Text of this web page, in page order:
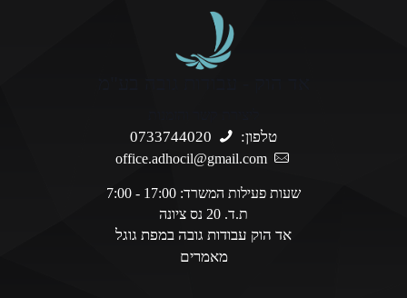
טלפון: 0733744020
office.adhocil@gmail.com
שעות פעילות המשרד: 17:00 - 7:00
ת.ד. 20 נס ציונה
אד הוק עבודות גובה במפת גוגל
מאמרים